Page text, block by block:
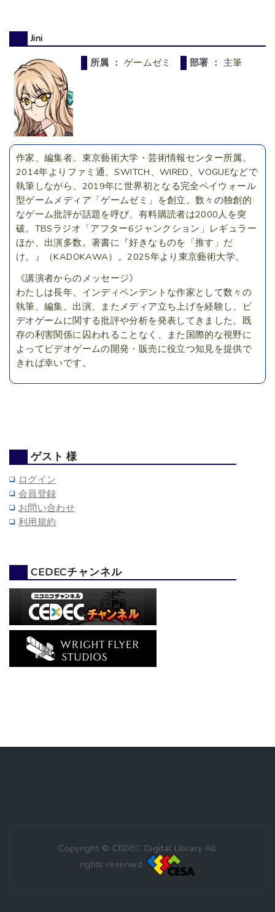
Jini
所属 ： ゲームゼミ 部署 ： 主筆
作家、編集者。東京藝術大学・芸術情報センター所属。
2014年よりファミ通、SWITCH、WIRED、VOGUEなどで
執筆しながら、2019年に世界初となる完全ペイウォール
型ゲームメディア「ゲームゼミ」を創立。数々の独創的
なゲーム批評が話題を呼び、有料購読者は2000人を突
破。TBSラジオ「アフター6ジャンクション」レギュラー
ほか、出演多数。著書に『好きなものを「推す」だ
け。』（KADOKAWA）。2025年より東京藝術大学。
《講演者からのメッセージ》
わたしは長年、インディペンデントな作家として数々の
執筆、編集、出演、またメディア立ち上げを経験し、ビ
デオゲームに関する批評や分析を発表してきました。既
存の利害関係に囚われることなく、また国際的な視野に
よってビデオゲームの開発・販売に役立つ知見を提供で
きれば幸いです。
ゲスト 様
ログイン
会員登録
お問い合わせ
利用規約
CEDECチャンネル
Copyright © CEDEC Digital Library All
rights reserved